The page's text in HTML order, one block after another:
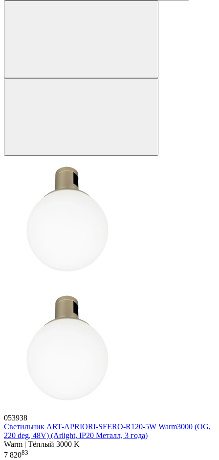
053938
Светильник ART-APRIORI-SFERO-R120-5W Warm3000 (OG,
220 deg, 48V) (Arlight, IP20 Металл, 3 года)
Warm | Тёплый 3000 K
7 82083